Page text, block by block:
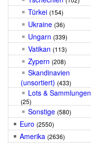
Türkei (154)
Ukraine (36)
Ungarn (339)
Vatikan (113)
Zypern (208)
Skandinavien
(unsortiert) (433)
Lots & Sammlungen
(25)
Sonstige (580)
Euro (2550)
Amerika (2636)